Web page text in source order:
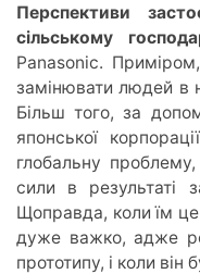
Перспективи
сільському
Panasonic.
замінювати людей в
Більш того, за
японської
глобальну
сили в результаті
Щоправда, коли їм це
дуже важко, адже
прототипу, і коли він